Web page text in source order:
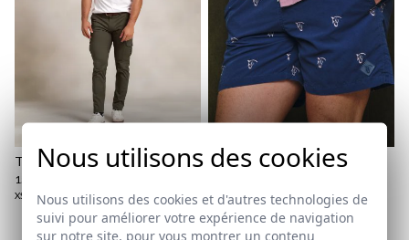
Politique d'expédition ici
ici
T-SHIRT BASIQUE | BLANCO
15,95 €
XS
MAILLOT DE BAIN LAVÉ
17,95 € / 34,95 €
Nous utilisons des cookies
Nous utilisons des cookies et d'autres technologies de
suivi pour améliorer votre expérience de navigation
sur notre site, pour vous montrer un contenu